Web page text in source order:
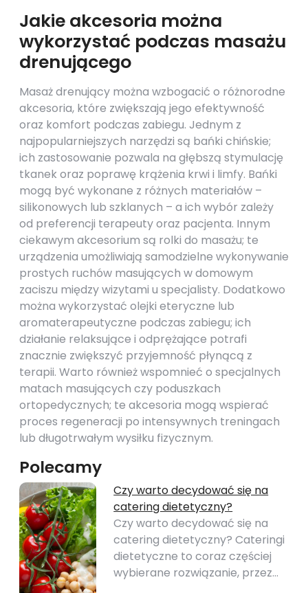
Jakie akcesoria można
wykorzystać podczas masażu
drenującego
Masaż drenujący można wzbogacić o różnorodne
akcesoria, które zwiększają jego efektywność
oraz komfort podczas zabiegu. Jednym z
najpopularniejszych narzędzi są bańki chińskie;
ich zastosowanie pozwala na głębszą stymulację
tkanek oraz poprawę krążenia krwi i limfy. Bańki
mogą być wykonane z różnych materiałów –
silikonowych lub szklanych – a ich wybór zależy
od preferencji terapeuty oraz pacjenta. Innym
ciekawym akcesorium są rolki do masażu; te
urządzenia umożliwiają samodzielne wykonywanie
prostych ruchów masujących w domowym
zaciszu między wizytami u specjalisty. Dodatkowo
można wykorzystać olejki eteryczne lub
aromaterapeutyczne podczas zabiegu; ich
działanie relaksujące i odprężające potrafi
znacznie zwiększyć przyjemność płynącą z
terapii. Warto również wspomnieć o specjalnych
matach masujących czy poduszkach
ortopedycznych; te akcesoria mogą wspierać
proces regeneracji po intensywnych treningach
lub długotrwałym wysiłku fizycznym.
Polecamy
Czy warto decydować się na
catering dietetyczny?
Czy warto decydować się na
catering dietetyczny? Cateringi
dietetyczne to coraz częściej
wybierane rozwiązanie, przez…